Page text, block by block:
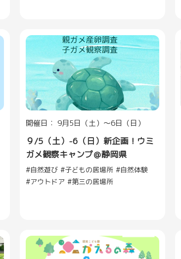
開催日： 9月5日（土）～6日（日）
９/5（土）-6（日）新企画！ウミ
ガメ観察キャンプ＠静岡県
自然遊び 子どもの居場所
自然体験
アウトドア
第三の居場所